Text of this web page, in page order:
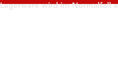
Lagerware wird im Normalfall